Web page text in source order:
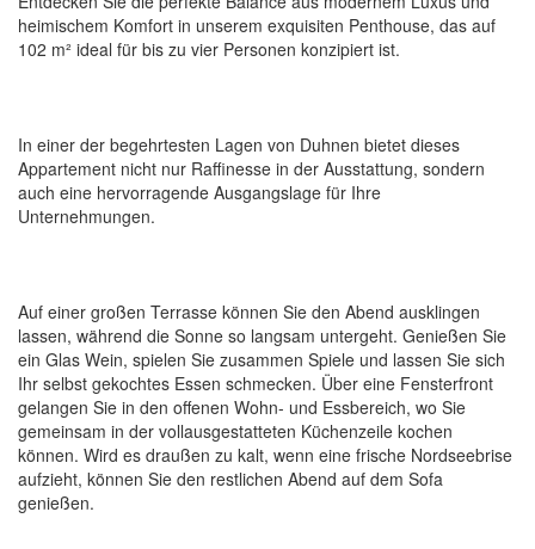
heimischem Komfort in unserem exquisiten Penthouse, das auf
102 m² ideal für bis zu vier Personen konzipiert ist.
In einer der begehrtesten Lagen von Duhnen bietet dieses
Appartement nicht nur Raffinesse in der Ausstattung, sondern
auch eine hervorragende Ausgangslage für Ihre
Unternehmungen.
Auf einer großen Terrasse können Sie den Abend ausklingen
lassen, während die Sonne so langsam untergeht. Genießen Sie
ein Glas Wein, spielen Sie zusammen Spiele und lassen Sie sich
Ihr selbst gekochtes Essen schmecken. Über eine Fensterfront
gelangen Sie in den offenen Wohn- und Essbereich, wo Sie
gemeinsam in der vollausgestatteten Küchenzeile kochen
können. Wird es draußen zu kalt, wenn eine frische Nordseebrise
aufzieht, können Sie den restlichen Abend auf dem Sofa
genießen.